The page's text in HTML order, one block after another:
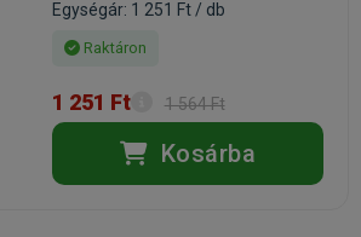
Egységár: 1 251 Ft / db
Raktáron
1 251 Ft 1 564 Ft
Kosárba